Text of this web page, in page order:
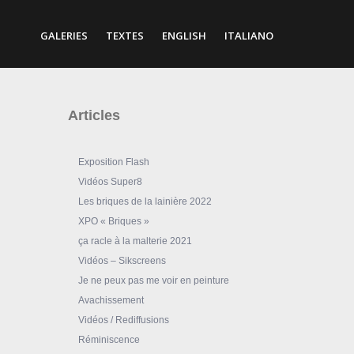
GALERIES TEXTES ENGLISH ITALIANO
Articles
Exposition Flash
Vidéos Super8
Les briques de la lainière 2022
XPO « Briques »
ça racle à la malterie 2021
Vidéos – Sikscreens
Je ne peux pas me voir en peinture
Avachissement
Vidéos / Rediffusions
Réminiscence